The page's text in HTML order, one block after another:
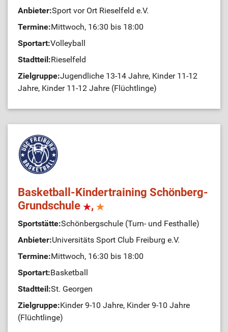
Anbieter:Sport vor Ort Rieselfeld e.V.
Termine:Mittwoch, 16:30 bis 18:00
Sportart:Volleyball
Stadtteil:Rieselfeld
Zielgruppe:Jugendliche 13-14 Jahre, Kinder 11-12
Jahre, Kinder 11-12 Jahre (Flüchtlinge)
Basketball-Kindertraining Schönberg-
Grundschule
,
Sportstätte:Schönbergschule (Turn- und Festhalle)
Anbieter:Universitäts Sport Club Freiburg e.V.
Termine:Mittwoch, 16:30 bis 18:00
Sportart:Basketball
Stadtteil:St. Georgen
Zielgruppe:Kinder 9-10 Jahre, Kinder 9-10 Jahre
(Flüchtlinge)